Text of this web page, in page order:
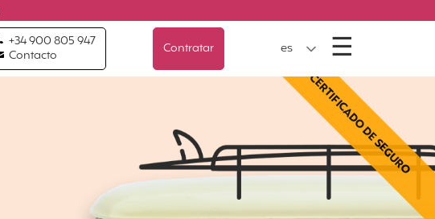
+34 900 805 947
Contacto
Contratar es ☰
CERTIFICADO DE SEGURO